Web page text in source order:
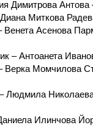
Димитрова Антова
Миткова
Асенова
– Антоанета
Момчилова
Людмила
Илинчова